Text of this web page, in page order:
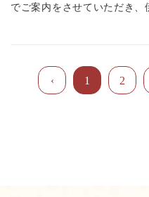
でご案内をさせていただき
1 2